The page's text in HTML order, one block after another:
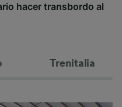
hacer transbordo al
Trenitalia